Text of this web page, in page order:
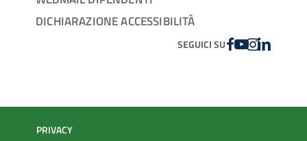
DICHIARAZIONE ACCESSIBILITÀ
SEGUICI SUFACEBOOK
YOUTUBE
INSTAGRAM
LINKEDIN
PRIVACY